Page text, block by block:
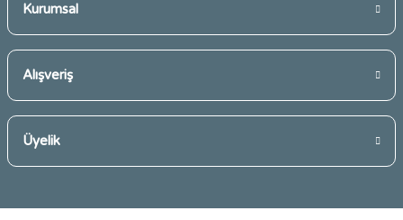
Kurumsal
Alışveriş
Üyelik